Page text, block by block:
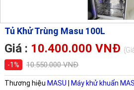
Tủ Khử Trùng Masu 100L
Giá : 10.400.000 VNĐ
-1%
10.550.000 VNĐ
Thương hiệu MASU Máy khử khuẩn